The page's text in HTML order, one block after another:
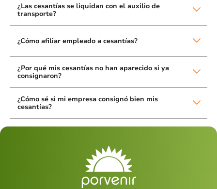
¿Las cesantías se liquidan con el auxilio de
transporte?
¿Cómo afiliar empleado a cesantías?
¿Por qué mis cesantías no han aparecido si ya
consignaron?
¿Cómo sé si mi empresa consignó bien mis
cesantías?